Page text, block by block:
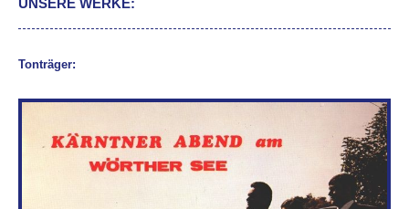
UNSERE WERKE:
Tonträger: